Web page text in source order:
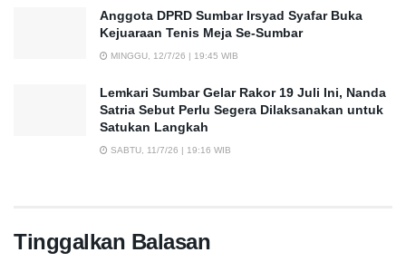
Anggota DPRD Sumbar Irsyad Syafar Buka
Kejuaraan Tenis Meja Se-Sumbar
MINGGU, 12/7/26 | 19:45 WIB
Lemkari Sumbar Gelar Rakor 19 Juli Ini, Nanda
Satria Sebut Perlu Segera Dilaksanakan untuk
Satukan Langkah
SABTU, 11/7/26 | 19:16 WIB
Tinggalkan Balasan